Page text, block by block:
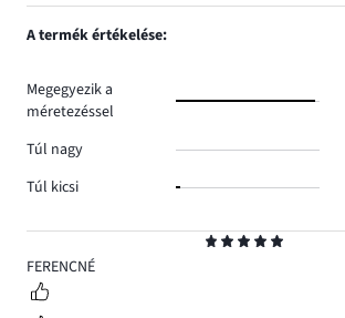
5
FERENCNÉ
A termék értékelése:
Megegyezik a
méretezéssel
Túl nagy
Túl kicsi